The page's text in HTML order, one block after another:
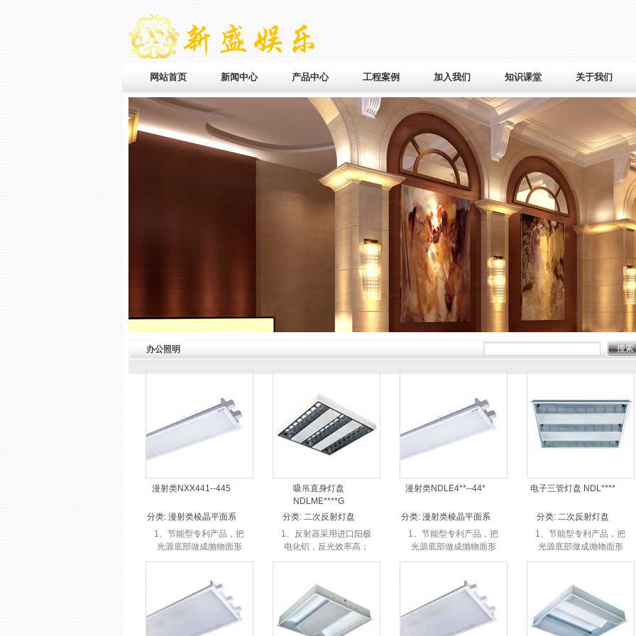
网站首页 新闻中心 产品中心 工程案例 加入我们 知识课堂 关于我们
办公照明
漫射类NXX441--445
分类: 漫射类棱晶平面系
列
1、节能型专利产品，把
光源底部做成抛物面形
式，大大提高光源的光
效。 2、灯盘底盒采用斜
身设计，通过多次的折
吸吊直身灯盘
NDLME****G
分类: 二次反射灯盘
1、反射器采用进口阳极
电化铝，反光效率高；
2、采用特殊工艺成型，
便； 3、主体：高强度优
质进口钢板、液压成
型；...
漫射类NDLE4**--44*
分类: 漫射类棱晶平面系
列
1、节能型专利产品，把
光源底部做成抛物面形
式，大大提高光源的光
效。 2、灯盘底盒采用斜
身设计，通过多次的折
电子三管灯盘 NDL****
分类: 二次反射灯盘
1、节能型专利产品，把
光源底部做成抛物面形
式，大大提高光源的光
效。 2、灯盘底盒采用斜
身设计，通过多次的折
弯成型，增...